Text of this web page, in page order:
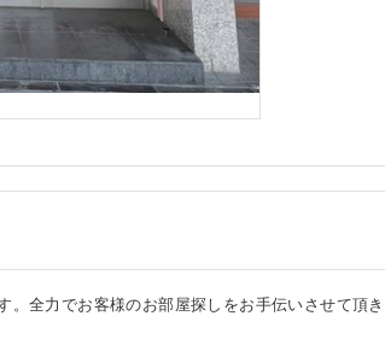
。全力でお客様のお部屋探しをお手伝いさせて頂